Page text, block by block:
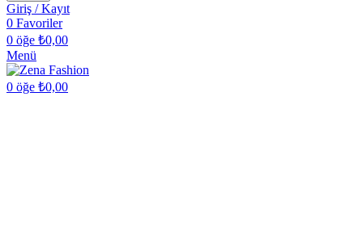
Giriş / Kayıt
0 Favoriler
0 öğe ₺0,00
Menü
0 öğe ₺0,00